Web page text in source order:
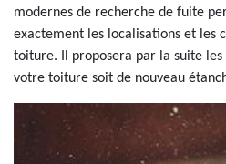
modernes de recherche de fuite
exactement les localisations et les
toiture. Il proposera par la suite
votre toiture soit de nouveau